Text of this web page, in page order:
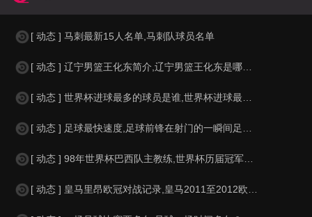
[ 动态 ] 马刺最新15人名单,马刺队球员名单
[ 动态 ] 辽宁男篮王化东简介,辽宁男篮王化东是哪里人？
[ 动态 ] 世界杯进球最多的球员是谁,世界杯进球最多的球员是谁？
[ 动态 ] 足球最快速度,足球前锋在射门的一瞬间足球的速度有多快？？
[ 动态 ] 98年世界杯巴西队主教练,世界杯历届冠军球队教练
[ 动态 ] 皇马里昂欧冠对战记录,皇马2011至2012欧冠赛程&nbs